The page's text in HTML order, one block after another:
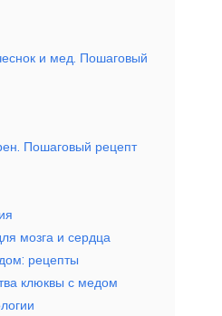
и мед. Пошаговый
Пошаговый рецепт
мозга и сердца
рецепты
клюквы с медом